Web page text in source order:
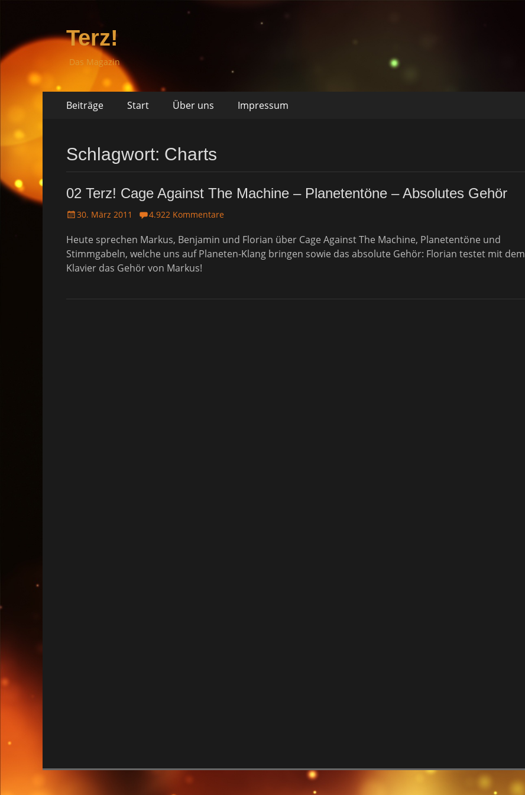
Terz!
Das Magazin
Primäres
Springe
zum
Beiträge Start Über uns Impressum
Schlagwort: Charts
02 Terz! Cage Against The Machine – Planetentöne – Absolutes Gehör
P
s
t
e
n
30. März 2011 4.922 Kommentare
Heute sprechen Markus, Benjamin und Florian über Cage Against The Machine, Planetentöne und
Stimmgabeln, welche uns auf Planeten-Klang bringen sowie das absolute Gehör: Florian testet mit dem
Klavier das Gehör von Markus!